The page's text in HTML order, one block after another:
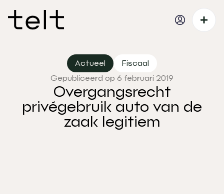
Actueel
Fiscaal
Gepubliceerd op 6 februari 2019
Overgangsrecht
privégebruik auto van de
zaak legitiem